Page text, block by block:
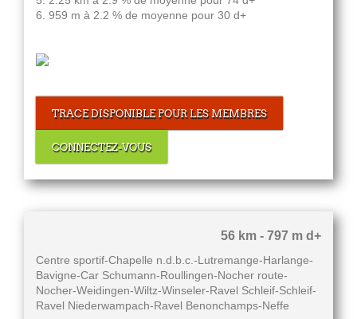
6. 959 m à 2.2 % de moyenne pour 30 d+
TRACE DISPONIBLE POUR LES MEMBRES
CONNECTEZ-VOUS
56 km - 797 m d+
Centre sportif-Chapelle n.d.b.c.-Lutremange-Harlange-
Bavigne-Car Schumann-Roullingen-Nocher route-
Nocher-Weidingen-Wiltz-Winseler-Ravel Schleif-Schleif-
Ravel Niederwampach-Ravel Benonchamps-Neffe